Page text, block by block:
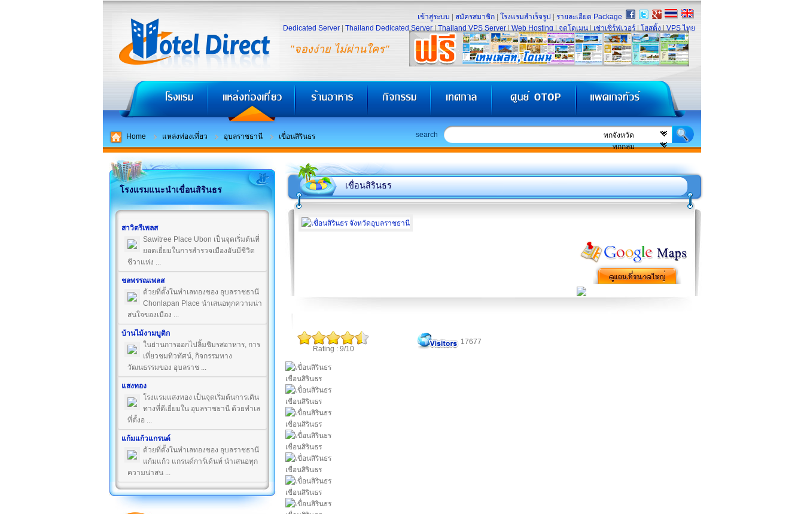
"จองง่าย ไม่ผ่านใคร"
เข้าสู่ระบบ สมัครสมาชิก โรงแรมสำเร็จรูป
รายละเอียด Package
Dedicated Server
Thailand Dedicated Server Thailand VPS Server Web Hosting จดโดเมน เช่าเซิร์ฟเวอร์ โฮสติ้ง VPS ไทย
Home แหล่งท่องเที่ยว อุบลราชธานี เขื่อนสิรินธร search
โรงแรมแนะนำเขื่อนสิรินธร
สาวิตรีเพลส
Sawitree Place Ubon เป็นจุดเริ่มต้นที่
ยอดเยี่ยมในการสำรวจเมืองอันมีชีวิต
ชีวาแห่ง ...
ชลพรรณเพลส
ด้วยที่ตั้งในทำเลทองของ อุบลราชธานี
Chonlapan Place นำเสนอทุกความน่า
สนใจของเมือง ...
บ้านไม้งามบูติก
ในย่านการออกไปลิ้มชิมรสอาหาร, การ
เที่ยวชมทิวทัศน์, กิจกรรมทาง
วัฒนธรรมของ อุบลราช ...
แสงทอง
โรงแรมแสงทอง เป็นจุดเริ่มต้นการเดิน
ทางที่ดีเยี่ยมใน อุบลราชธานี ด้วยทำเล
ที่ตั้งอ ...
แก้มแก้วแกรนด์
ด้วยที่ตั้งในทำเลทองของ อุบลราชธานี
แก้มแก้ว แกรนด์การ์เด้นท์ นำเสนอทุก
ความน่าสน ...
เขื่อนสิรินธร
Rating : 9/10
17677
เขื่อนสิรินธร
เขื่อนสิรินธร
เขื่อนสิรินธร
เขื่อนสิรินธร
เขื่อนสิรินธร
เขื่อนสิรินธร